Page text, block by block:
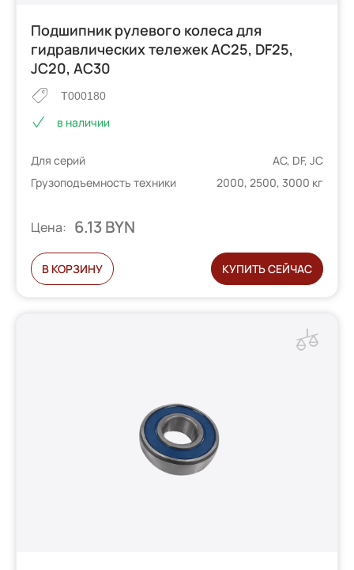
Подшипник рулевого колеса для
гидравлических тележек AC25, DF25,
JC20, AC30
T000180
в наличии
Для серий
AC, DF, JC
Грузоподъемность техники
2000, 2500, 3000 кг
Цена: 6.13 BYN
В КОРЗИНУ КУПИТЬ СЕЙЧАС